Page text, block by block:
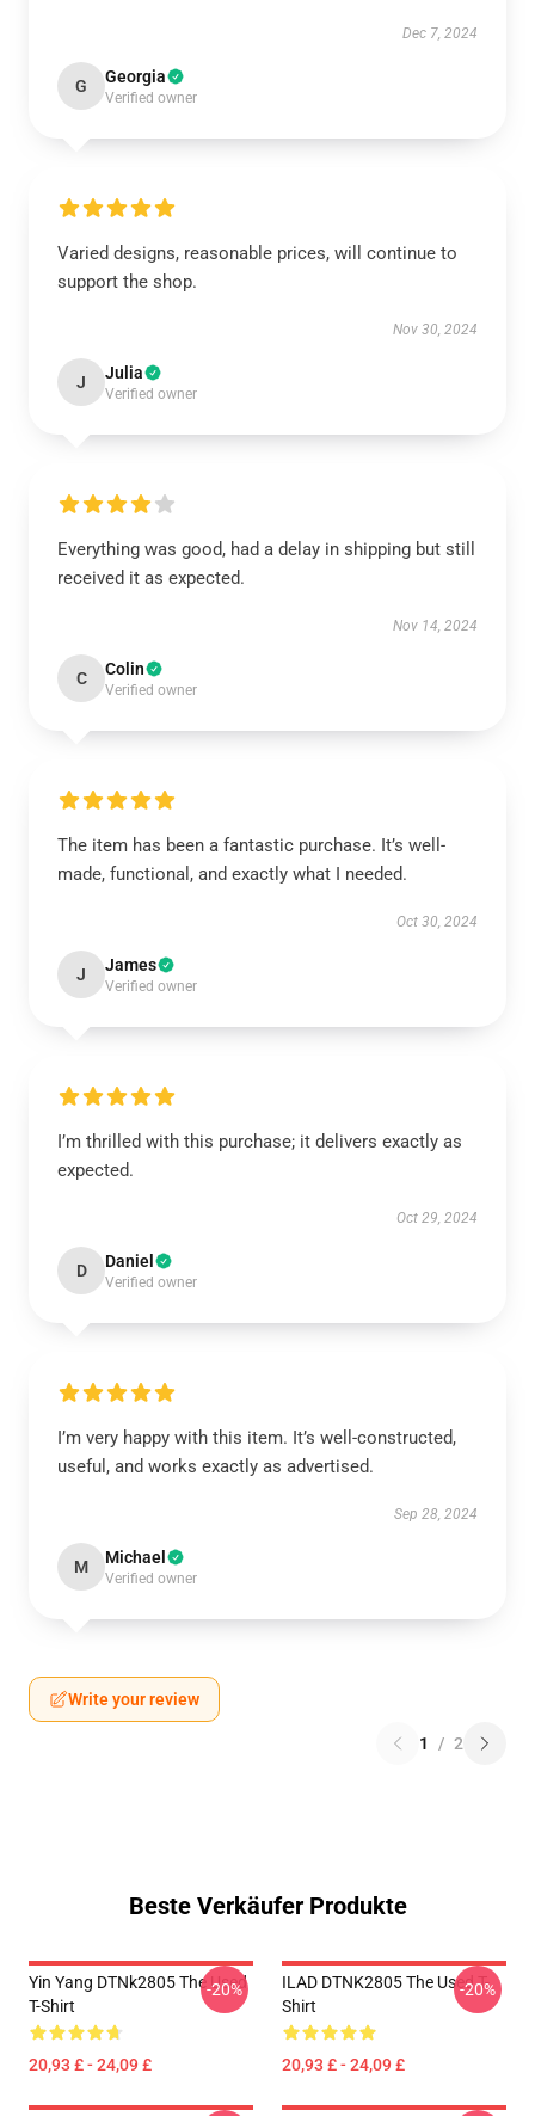
Dec 7, 2024
G Georgia
Verified owner
Varied designs, reasonable prices, will continue to
support the shop.
Nov 30, 2024
J Julia
Verified owner
Everything was good, had a delay in shipping but still
received it as expected.
Nov 14, 2024
C Colin
Verified owner
The item has been a fantastic purchase. It’s well-
made, functional, and exactly what I needed.
Oct 30, 2024
J James
Verified owner
I’m thrilled with this purchase; it delivers exactly as
expected.
Oct 29, 2024
D Daniel
Verified owner
I’m very happy with this item. It’s well-constructed,
useful, and works exactly as advertised.
Sep 28, 2024
M Michael
Verified owner
Write your review
1 / 2
Beste Verkäufer Produkte
Yin Yang DTNk2805 The Used
T-Shirt
20,93 £ - 24,09 £
-20%
ILAD DTNK2805 The Used T-
Shirt
20,93 £ - 24,09 £
-20%